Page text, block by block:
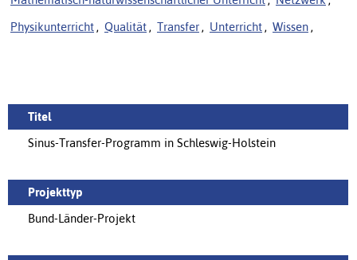
Physikunterricht , Qualität , Transfer , Unterricht , Wissen ,
Titel
Sinus-Transfer-Programm in Schleswig-Holstein
Projekttyp
Bund-Länder-Projekt